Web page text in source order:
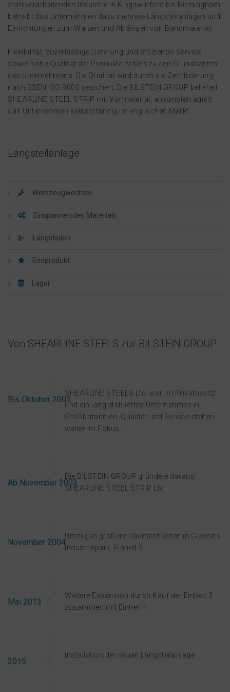
stahlverarbeitenden Industrie in Kingswinford bei Birmingham
betreibt das Unternehmen dazu mehrere Längsteilanlagen und
Einrichtungen zum Walzen und Ablängen von Bandmaterial.
Flexibilität, zuverlässige Lieferung und effizienter Service
sowie hohe Qualität der Produkte zählen zu den Grundsätzen
des Unternehmens. Die Qualität wird durch die Zertifizierung
nach BSEN ISO 9000 gesichert. Die BILSTEIN GROUP beliefert
SHEARLINE STEEL STRIP mit Vormaterial, ansonsten agiert
das Unternehmen selbstständig im englischen Markt.
Längsteilanlage
Werkzeugwechsel
Einspannen des Materials
Längsteilen
Endprodukt
Lager
Von SHEARLINE STEELS zur BILSTEIN GROUP
Bis Oktober 2003
SHEARLINE STEELS Ltd. war im Privatbesitz
und ein lang etabliertes Unternehmen in
Großbritannien. Qualität und Service stehen
weiter im Fokus.
Ab November 2003
Die BILSTEIN GROUP gründete daraus
SHEARLINE STEEL STRIP Ltd.
November 2004
Umzug in größere Räumlichkeiten in Gibbons
Industriepark, Einheit 3
Mai 2013
Weitere Expansion durch Kauf der Einheit 3
zusammen mit Einheit 4
2015
Installation der neuen Längsteilanlage